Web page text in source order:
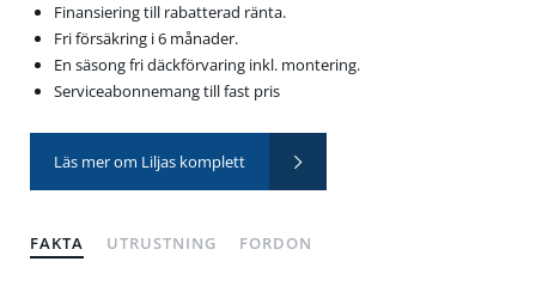
Finansiering till rabatterad ränta.
Fri försäkring i 6 månader.
En säsong fri däckförvaring inkl. montering.
Serviceabonnemang till fast pris
Läs mer om Liljas komplett
FAKTA UTRUSTNING FORDON